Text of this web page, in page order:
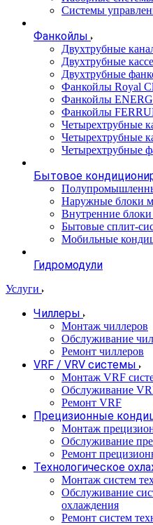
Системы
Фанкойлы
Двухтрубные
Двухтрубные
Двухтрубные
Фанкойлы Royal
Фанкойлы
Фанкойлы
Четырехтрубные
Четырехтрубные
Четырехтрубные
Бытовое
Наружные блоки
Внутренние блоки
Бытовые сплит-
Мобильные
Гидромодули
Услуги
Чиллеры
Монтаж чиллеров
Обслуживание
Ремонт чиллеров
VRF / VRV системы
Монтаж VRF
Обслуживание
Ремонт VRF
Прецизионные
Монтаж
Обслуживание
Ремонт
Технологическое
Монтаж систем
Обслуживание
охлаждения
Ремонт систем